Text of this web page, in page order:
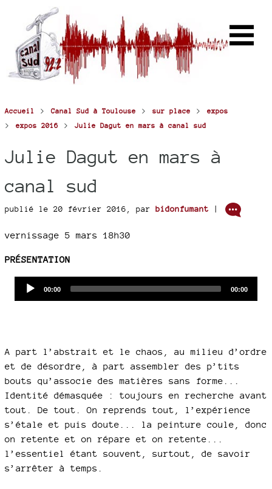
Accueil > Canal Sud à Toulouse > sur place > expos
> expos 2016 > Julie Dagut en mars à canal sud
Julie Dagut en mars à
canal sud
publié le 20 février 2016, par bidonfumant |
vernissage 5 mars 18h30
PRÉSENTATION
Current
00:00
Total
00:00
A part l’abstrait et le chaos, au milieu d’ordre
et de désordre, à part assembler des p’tits
bouts qu’associe des matières sans forme...
Identité démasquée : toujours en recherche avant
tout. De tout. On reprends tout, l’expérience
s’étale et puis doute... la peinture coule, donc
on retente et on répare et on retente...
l’essentiel étant souvent, surtout, de savoir
s’arrêter à temps.